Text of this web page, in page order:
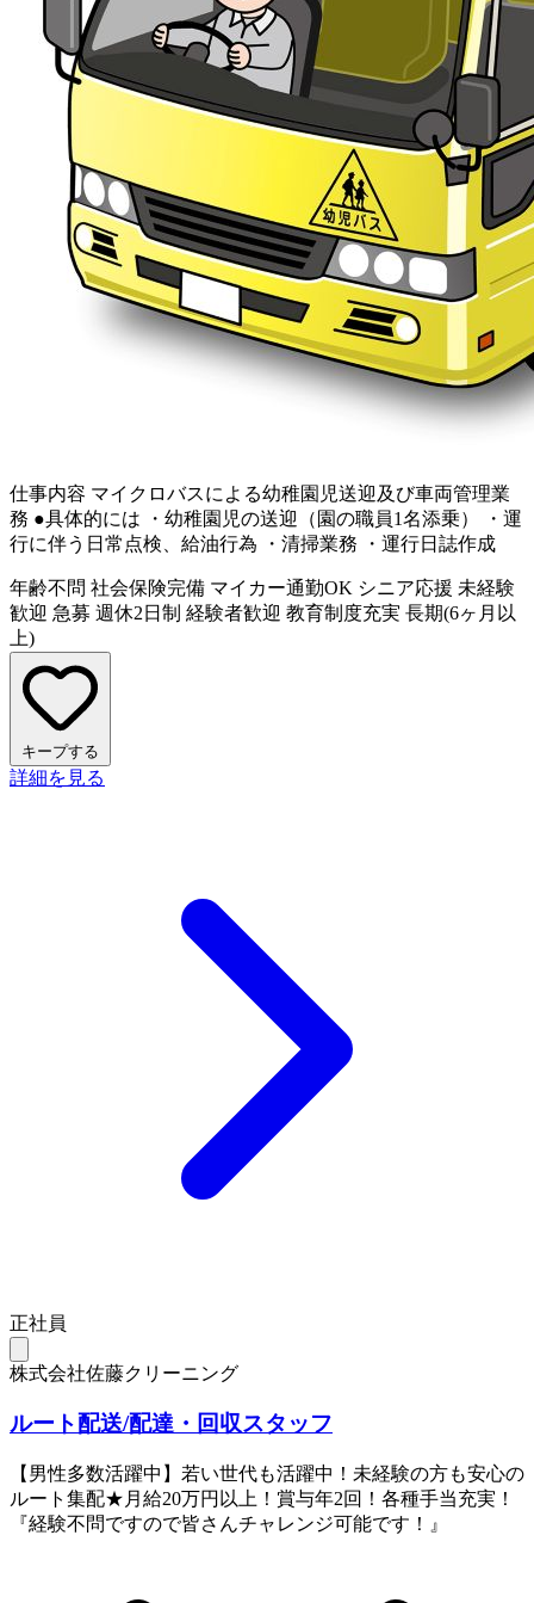
仕事内容 マイクロバスによる幼稚園児送迎及び車両管理業
務 ●具体的には ・幼稚園児の送迎（園の職員1名添乗） ・運
行に伴う日常点検、給油行為 ・清掃業務 ・運行日誌作成
年齢不問 社会保険完備 マイカー通勤OK シニア応援 未経験
歓迎 急募 週休2日制 経験者歓迎 教育制度充実 長期(6ヶ月以
上)
キープする
詳細を見る
正社員
株式会社佐藤クリーニング
ルート配送/配達・回収スタッフ
【男性多数活躍中】若い世代も活躍中！未経験の方も安心の
ルート集配★月給20万円以上！賞与年2回！各種手当充実！
『経験不問ですので皆さんチャレンジ可能です！』